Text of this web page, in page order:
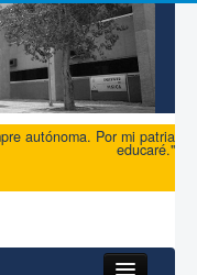
autónoma. Por mi patria
educaré."